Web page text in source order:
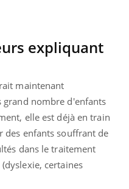
expliquant
maintenant
nombre d'enfants
elle est déjà en train
des enfants souffrant de
dans le traitement
certaines